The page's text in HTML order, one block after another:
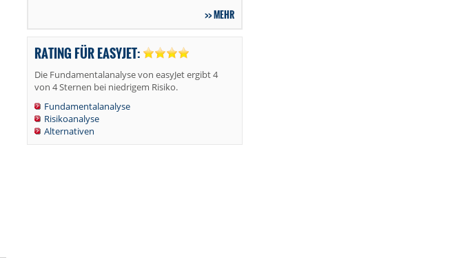
MEHR
RATING FÜR EASYJET:
Die Fundamentalanalyse von easyJet ergibt 4
von 4 Sternen bei niedrigem Risiko.
Fundamentalanalyse
Risikoanalyse
Alternativen